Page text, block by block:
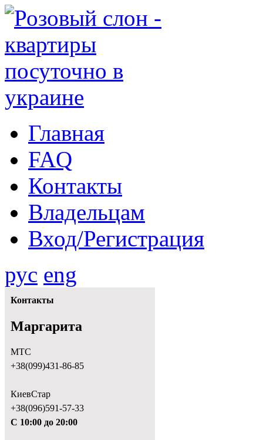
Главная
FAQ
Контакты
Владельцам
Вход/Регистрация
рус eng
Контакты
Маргарита
МТС
+38(099)431-86-85
КиевСтар
+38(096)591-57-33
С 10:00 до 20:00